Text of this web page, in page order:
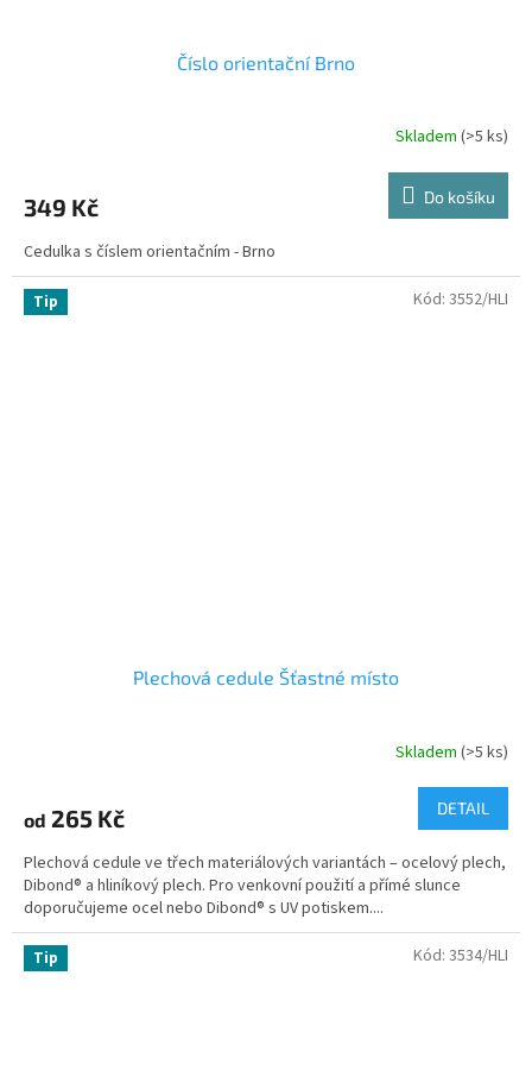
Číslo orientační Brno
Skladem (>5 ks)
349 Kč Do košíku
Cedulka s číslem orientačním - Brno
Tip
Plechová cedule Šťastné místo
Skladem (>5 ks)
od 265 Kč DETAIL
Plechová cedule ve třech materiálových variantách – ocelový plech,
Dibond® a hliníkový plech. Pro venkovní použití a přímé slunce
doporučujeme ocel nebo Dibond® s UV potiskem....
Kód: 3552/HLI
Tip Kód: 3534/HLI